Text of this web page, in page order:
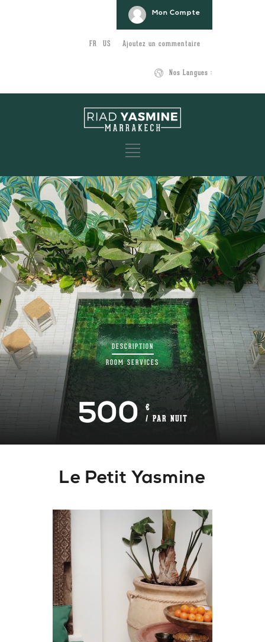
Mon Compte
Ajoutez un commentaire
US
FR
Nos Langues :
DESCRIPTION
ROOMSERVICES
500
€
/ PAR NUIT
Le Petit Yasmine